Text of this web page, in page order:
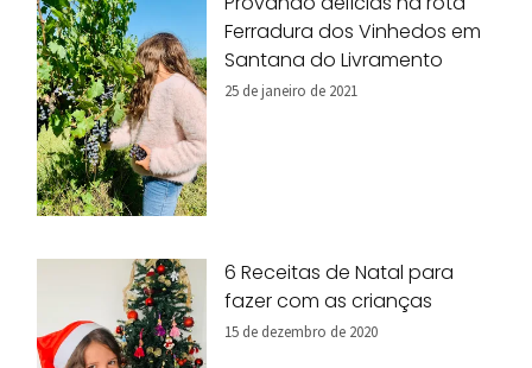
Ferradura dos Vinhedos em
Santana do Livramento
25 de janeiro de 2021
6 Receitas de Natal para
fazer com as crianças
15 de dezembro de 2020